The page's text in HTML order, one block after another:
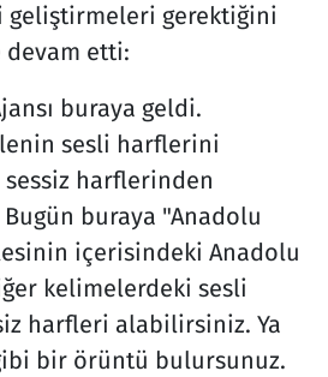
geliştirmeleri gerektiğini
devam etti:
buraya geldi.
sesli harflerini
harflerinden
buraya "Anadolu
içerisindeki Anadolu
kelimelerdeki sesli
harfleri alabilirsiniz. Ya
bir örüntü bulursunuz.